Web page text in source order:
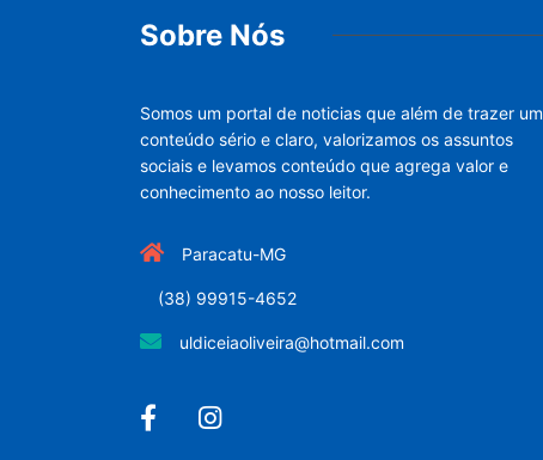
Sobre Nós
Somos um portal de noticias que além de trazer um
conteúdo sério e claro, valorizamos os assuntos
sociais e levamos conteúdo que agrega valor e
conhecimento ao nosso leitor.
Paracatu-MG
(38) 99915-4652
uldiceiaoliveira@hotmail.com